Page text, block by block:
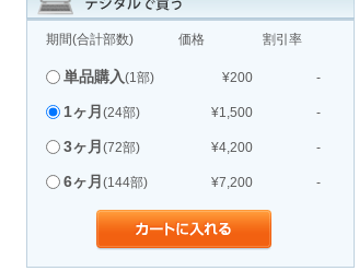
期間(合計部数) 価格 割引率
単品購入(1部) ¥200 -
1ヶ月 (24部) ¥1,500 -
3ヶ月 (72部) ¥4,200 -
6ヶ月 (144部) ¥7,200 -